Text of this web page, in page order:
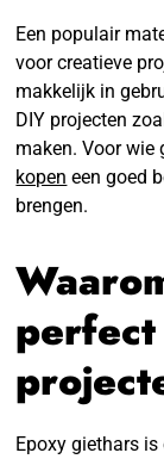
Een populair
voor creatieve
makkelijk in
DIY projecten
maken. Voor wie
kopen een goed
brengen.
Epoxy giethars